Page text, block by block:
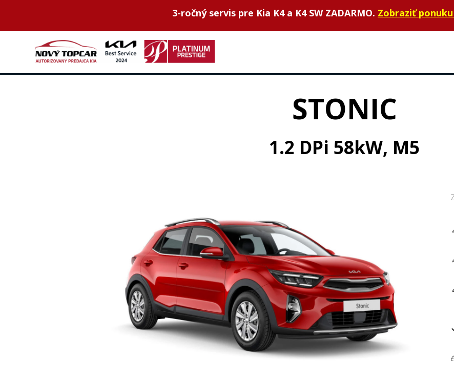
3-ročný servis pre Kia K4 a K4 SW ZADARMO. Zobraziť ponuku
STONIC
1.2 DPi 58kW, M5